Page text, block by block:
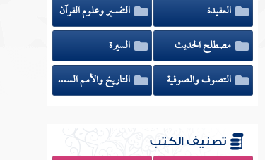
العقيدة
التفسير وعلوم القرآن
مصطلح الحديث
السيرة
التصوف والصوفية
التاريخ والأمم السابقة
تصنيف الكتب